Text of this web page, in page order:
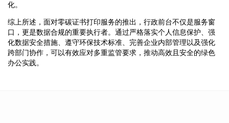
化。
综上所述，面对零碳证书打印服务的推出，行政前台不仅是服务窗
口，更是数据合规的重要执行者。通过严格落实个人信息保护、强
化数据安全措施、遵守环保技术标准、完善企业内部管理以及强化
跨部门协作，可以有效应对多重监管要求，推动高效且安全的绿色
办公实践。